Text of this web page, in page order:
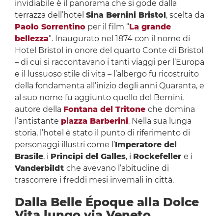
invidiabile è il panorama che si gode dalla
terrazza dell’hotel Sina Bernini Bristol, scelta da
Paolo Sorrentinoper il film “La grande
bellezza”. Inaugurato nel 1874 con il nome di
Hotel Bristol in onore del quarto Conte di Bristol
– di cui si raccontavano i tanti viaggi per l’Europa
e il lussuoso stile di vita – l’albergo fu ricostruito
della fondamenta all’inizio degli anni Quaranta, e
al suo nome fu aggiunto quello del Bernini,
autore della Fontana del Tritone che domina
l’antistante piazza Barberini. Nella sua lunga
storia, l’hotel è stato il punto di riferimento di
personaggi illustri come l’Imperatore del
Brasile, i Principi del Galles, i Rockefeller e i
Vanderbildt che avevano l’abitudine di
trascorrere i freddi mesi invernali in città.
Dalla Belle Époque alla Dolce